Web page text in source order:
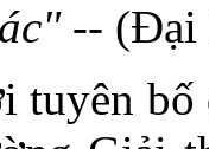
-- (Đại
tuyên bố